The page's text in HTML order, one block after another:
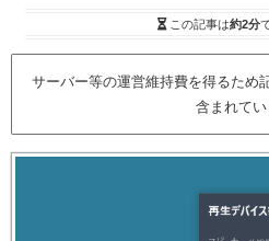
この記事は約2分
サーバー等の運営維持費を得るため
含まれてい